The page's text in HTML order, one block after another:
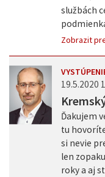
službách
Zobrazit
19.5.2020
Ďakujem
tu
si nevie
len
roky a aj